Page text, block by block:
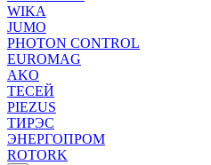
WIKA
JUMO
PHOTON CONTROL
EUROMAG
AKO
ТЕСЕЙ
PIEZUS
ТИРЭС
ЭНЕРГОПРОМ
ROTORK